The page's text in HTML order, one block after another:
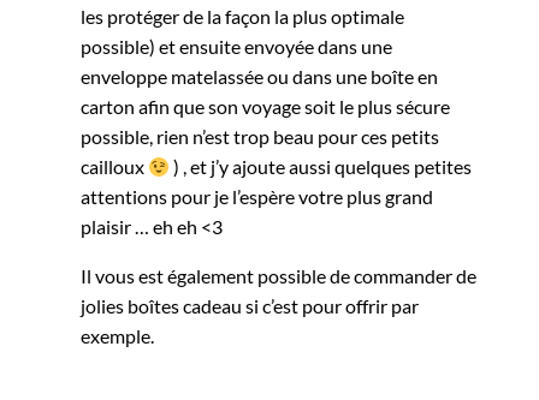
les protéger de la façon la plus optimale
possible) et ensuite envoyée dans une
enveloppe matelassée ou dans une boîte en
carton afin que son voyage soit le plus sécure
possible, rien n’est trop beau pour ces petits
cailloux
) , et j’y ajoute aussi quelques petites
attentions pour je l’espère votre plus grand
plaisir … eh eh <3
Il vous est également possible de commander de
jolies boîtes cadeau si c’est pour offrir par
exemple.